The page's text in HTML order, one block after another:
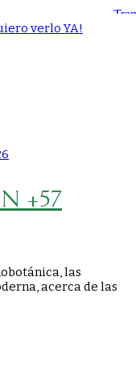
verlo YA!
+57
las
acerca de las